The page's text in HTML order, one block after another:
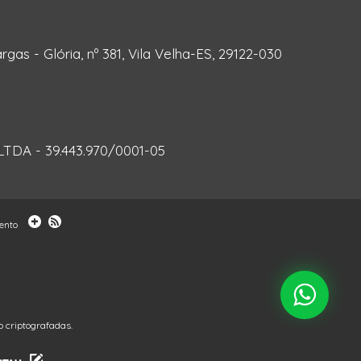
- Glória, nº 381, Vila Velha-ES, 29122-030
- 39.443.970/0001-05
criptografadas.